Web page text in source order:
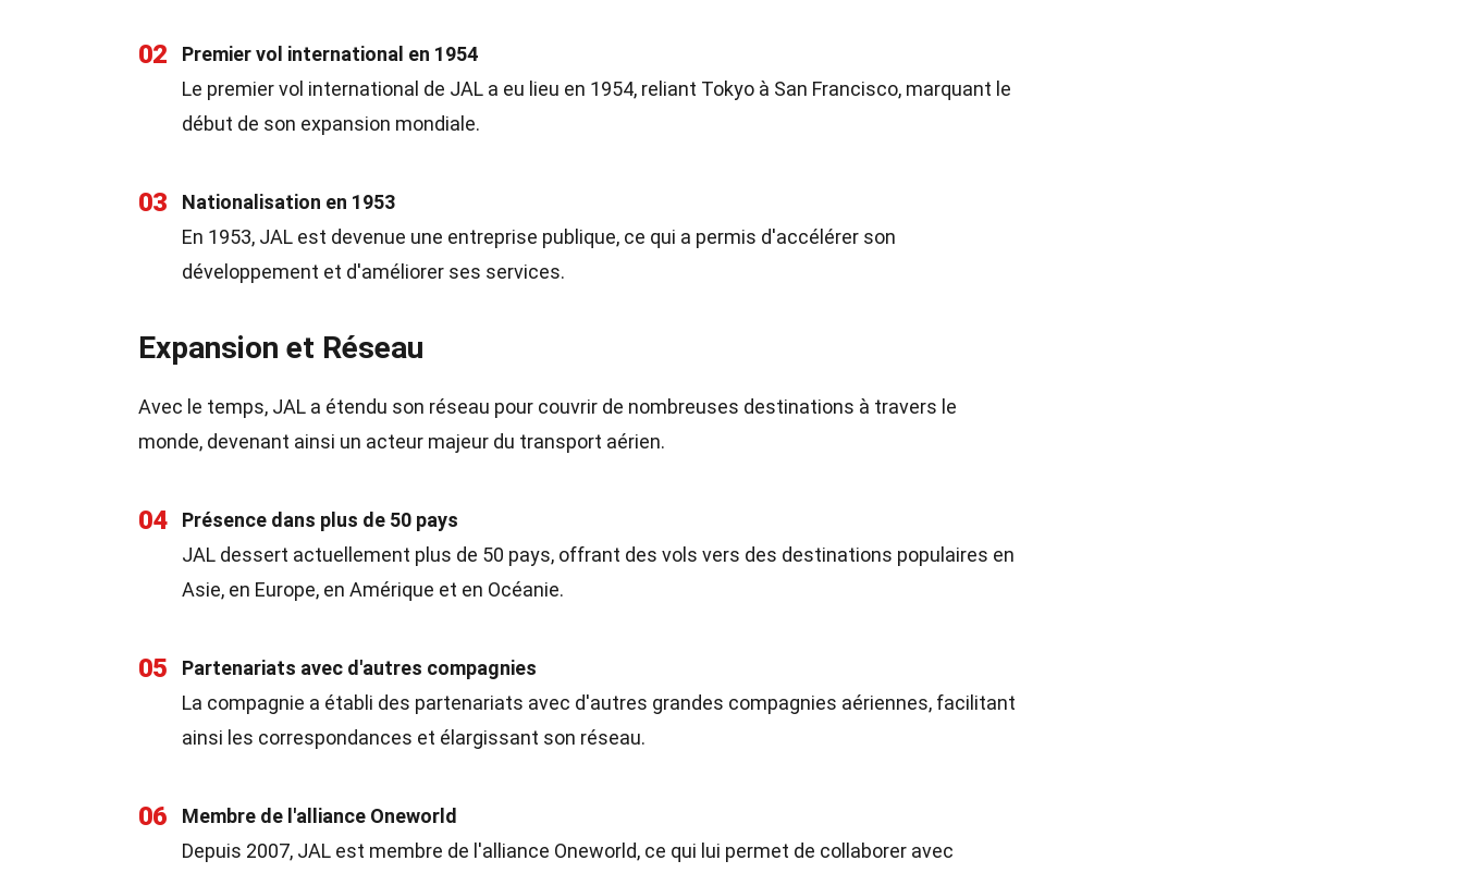
02
Premier vol international en 1954
Le premier vol international de JAL a eu lieu en 1954, reliant Tokyo à San Francisco, marquant le
début de son expansion mondiale.
03
Nationalisation en 1953
En 1953, JAL est devenue une entreprise publique, ce qui a permis d'accélérer son
développement et d'améliorer ses services.
Expansion et Réseau
Avec le temps, JAL a étendu son réseau pour couvrir de nombreuses destinations à travers le
monde, devenant ainsi un acteur majeur du transport aérien.
04
Présence dans plus de 50 pays
JAL dessert actuellement plus de 50 pays, offrant des vols vers des destinations populaires en
Asie, en Europe, en Amérique et en Océanie.
05
Partenariats avec d'autres compagnies
La compagnie a établi des partenariats avec d'autres grandes compagnies aériennes, facilitant
ainsi les correspondances et élargissant son réseau.
06
Membre de l'alliance Oneworld
Depuis 2007, JAL est membre de l'alliance Oneworld, ce qui lui permet de collaborer avec